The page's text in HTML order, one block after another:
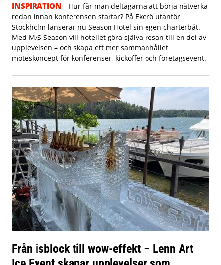
INSPIRATION
Hur får man deltagarna att börja nätverka
redan innan konferensen startar? På Ekerö utanför
Stockholm lanserar nu Season Hotel sin egen charterbåt.
Med M/S Season vill hotellet göra själva resan till en del av
upplevelsen – och skapa ett mer sammanhållet
möteskoncept för konferenser, kickoffer och företagsevent.
Från isblock till wow-effekt – Lenn Art